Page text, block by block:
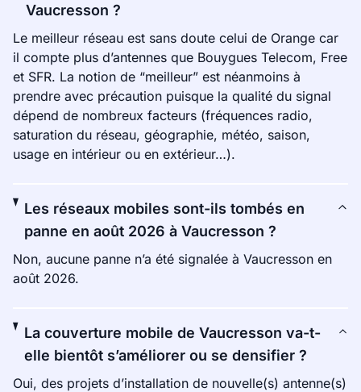
Vaucresson ?
Le meilleur réseau est sans doute celui de Orange car
il compte plus d’antennes que Bouygues Telecom, Free
et SFR. La notion de “meilleur” est néanmoins à
prendre avec précaution puisque la qualité du signal
dépend de nombreux facteurs (fréquences radio,
saturation du réseau, géographie, météo, saison,
usage en intérieur ou en extérieur…).
Les réseaux mobiles sont-ils tombés en
panne en août 2026 à Vaucresson ?
Non, aucune panne n’a été signalée à Vaucresson en
août 2026.
La couverture mobile de Vaucresson va-t-
elle bientôt s’améliorer ou se densifier ?
Oui, des projets d’installation de nouvelle(s) antenne(s)